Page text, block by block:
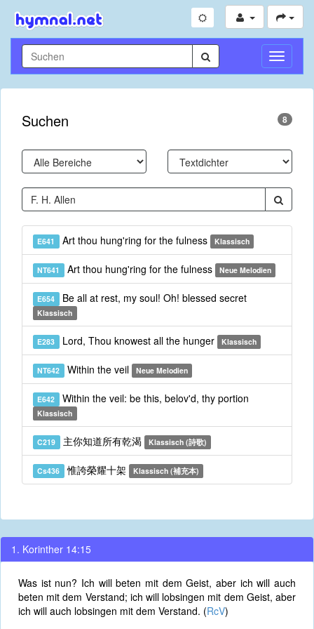
Suchen 8
E641 Art thou hung'ring for the fulness Klassisch
NT641 Art thou hung'ring for the fulness Neue Melodien
E654 Be all at rest, my soul! Oh! blessed secret
Klassisch
E283 Lord, Thou knowest all the hunger Klassisch
NT642 Within the veil Neue Melodien
E642 Within the veil: be this, belov'd, thy portion
Klassisch
C219 主你知道所有乾渴 Klassisch (詩歌)
Cs436 惟誇榮耀十架 Klassisch (補充本)
1. Korinther 14:15
Was ist nun? Ich will beten mit dem Geist, aber ich will auch
beten mit dem Verstand; ich will lobsingen mit dem Geist, aber
ich will auch lobsingen mit dem Verstand. (RcV)